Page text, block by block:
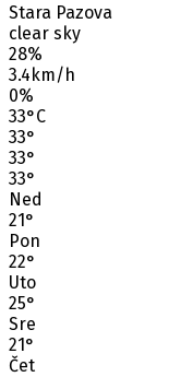
Stara Pazova
clear sky
28%
3.4km/h
0%
33°C
33°
33°
33°
Ned
21°
Pon
22°
Uto
25°
Sre
21°
Čet